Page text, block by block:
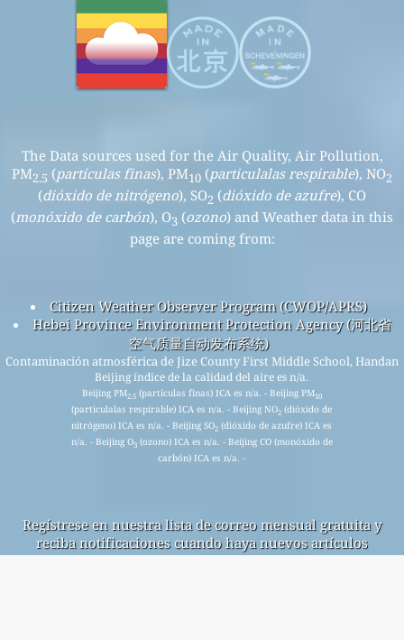
The Data sources used for the Air Quality, Air Pollution,
PM2.5 (partículas finas), PM10 (particulalas respirable), NO2
(dióxido de nitrógeno), SO2 (dióxido de azufre), CO
(monóxido de carbón), O3 (ozono) and Weather data in this
page are coming from:
Citizen Weather Observer Program (CWOP/APRS)
Hebei Province Environment Protection Agency (河北省
空气质量自动发布系统)
Contaminación atmosférica de Jize County First Middle School, Handan
Beijing índice de la calidad del aire es n/a.
Beijing PM2.5(partículas finas) ICA es n/a. - Beijing PM10
(particulalas respirable) ICA es n/a. - Beijing NO2 (dióxido de
nitrógeno) ICA es n/a. - Beijing SO2 (dióxido de azufre) ICA es
n/a. - Beijing O3(ozono) ICA es n/a. - Beijing CO (monóxido de
carbón) ICA es n/a. -
Regístrese en nuestra lista de correo mensual gratuita y
reciba notificaciones cuando haya nuevos artículos
disponibles.